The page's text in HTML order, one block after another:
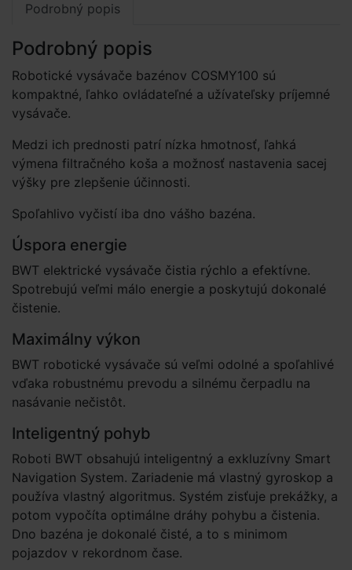
Podrobný popis
Podrobný popis
Robotické vysávače bazénov COSMY100 sú
kompaktné, ľahko ovládateľné a užívateľsky príjemné
vysávače.
Medzi ich prednosti patrí nízka hmotnosť, ľahká
výmena filtračného koša a možnosť nastavenia sacej
výšky pre zlepšenie účinnosti.
Spoľahlivo vyčistí iba dno vášho bazéna.
Úspora energie
BWT elektrické vysávače čistia rýchlo a efektívne.
Spotrebujú veľmi málo energie a poskytujú dokonalé
čistenie.
Maximálny výkon
BWT robotické vysávače sú veľmi odolné a spoľahlivé
vďaka robustnému prevodu a silnému čerpadlu na
nasávanie nečistôt.
Inteligentný pohyb
Roboti BWT obsahujú inteligentný a exkluzívny Smart
Navigation System. Zariadenie má vlastný gyroskop a
používa vlastný algoritmus. Systém zisťuje prekážky, a
potom vypočíta optimálne dráhy pohybu a čistenia.
Dno bazéna je dokonalé čisté, a to s minimom
pojazdov v rekordnom čase.